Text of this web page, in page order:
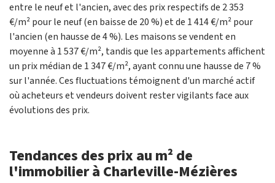
entre le neuf et l'ancien, avec des prix respectifs de 2 353
€/m² pour le neuf (en baisse de 20 %) et de 1 414 €/m² pour
l'ancien (en hausse de 4 %). Les maisons se vendent en
moyenne à 1 537 €/m², tandis que les appartements affichent
un prix médian de 1 347 €/m², ayant connu une hausse de 7 %
sur l'année. Ces fluctuations témoignent d'un marché actif
où acheteurs et vendeurs doivent rester vigilants face aux
évolutions des prix.
Tendances des prix au m² de
l'immobilier à Charleville-Mézières